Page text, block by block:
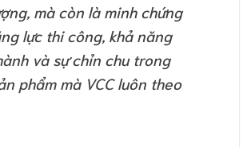
mà còn là minh chứng
lực thi công, khả năng
và sự chỉn chu trong
phẩm mà VCC luôn theo